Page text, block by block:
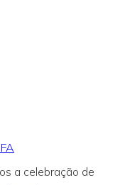
a celebração de